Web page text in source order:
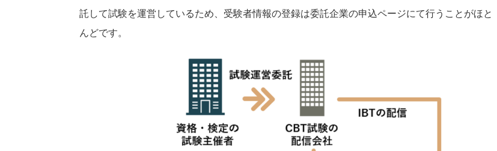
託して試験を運営しているため、受験者情報の登録は委託企業の申込ページにて行うことがほと
んどです。